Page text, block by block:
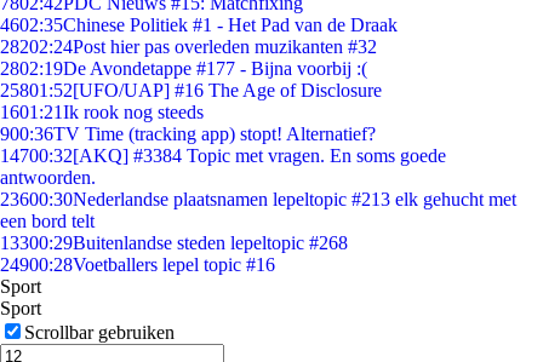
4602:35Chinese Politiek #1 - Het Pad van de Draak
28202:24Post hier pas overleden muzikanten #32
2802:19De Avondetappe #177 - Bijna voorbij :(
25801:52[UFO/UAP] #16 The Age of Disclosure
1601:21Ik rook nog steeds
900:36TV Time (tracking app) stopt! Alternatief?
14700:32[AKQ] #3384 Topic met vragen. En soms goede
antwoorden.
23600:30Nederlandse plaatsnamen lepeltopic #213 elk gehucht met
een bord telt
13300:29Buitenlandse steden lepeltopic #268
24900:28Voetballers lepel topic #16
Sport
Sport
Scrollbar gebruiken